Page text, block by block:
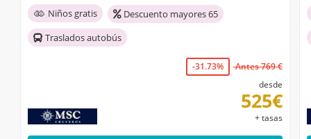
Niños gratis
Descuento mayores 65
Traslados autobús
-31.73%
Antes 769 €
desde
525€
+ tasas